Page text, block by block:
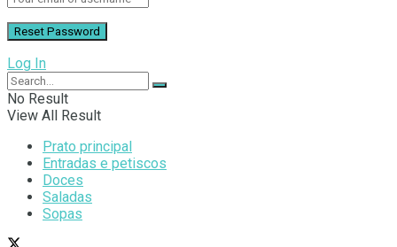
Log In
No Result
View All Result
Prato principal
Entradas e petiscos
Doces
Saladas
Sopas